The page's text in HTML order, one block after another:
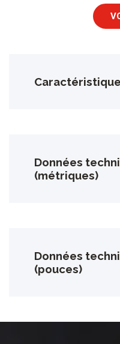
Données
(métriques)
Données
(pouces)